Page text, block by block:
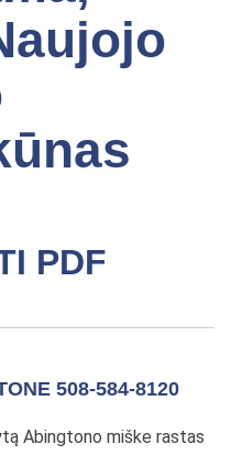
PDF
508-584-8120
Abingtono miške rastas